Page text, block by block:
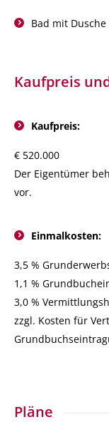
Bad mit
Kaufpreis
Kaufpreis:
€ 520.000
Der Eigentümer
vor.
Einmalkosten:
3,5 %
1,1 %
3,0 %
zzgl. Kosten für
Pläne